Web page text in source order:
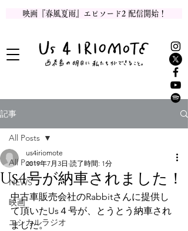
映画『春風夏雨』エピソード2 配信開始！
記事
All Posts
NEWS
映画
エシカルラジオ
All Posts
Us4号が納車されました！
us4iriomote
2019年7月3日 読了時間: 1分
中古車販売会社のRabbitさんに提供し
て頂いたUs４号が、とうとう納車され
ました。